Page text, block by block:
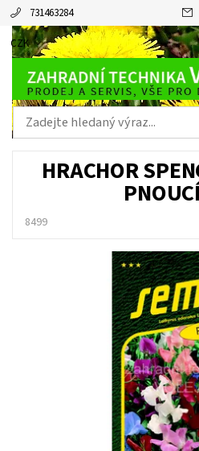
731463284
CZK
HRACHOR
8499